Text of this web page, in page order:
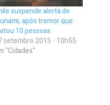
suspende alerta de
após tremor que
10 pessoas
setembro 2015 - 10h55
"Cidades"